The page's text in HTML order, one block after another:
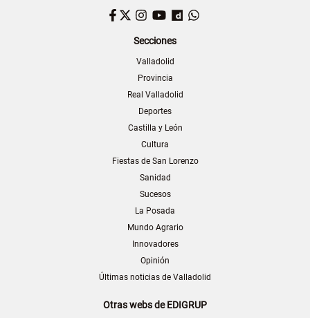
Facebook
TwitterInstagram
YouTubeDailymotion
Secciones
Valladolid
Provincia
Real Valladolid
Deportes
Castilla y León
Cultura
Fiestas de San Lorenzo
Sanidad
Sucesos
La Posada
Mundo Agrario
Innovadores
Opinión
Últimas noticias de Valladolid
Otras webs de EDIGRUP